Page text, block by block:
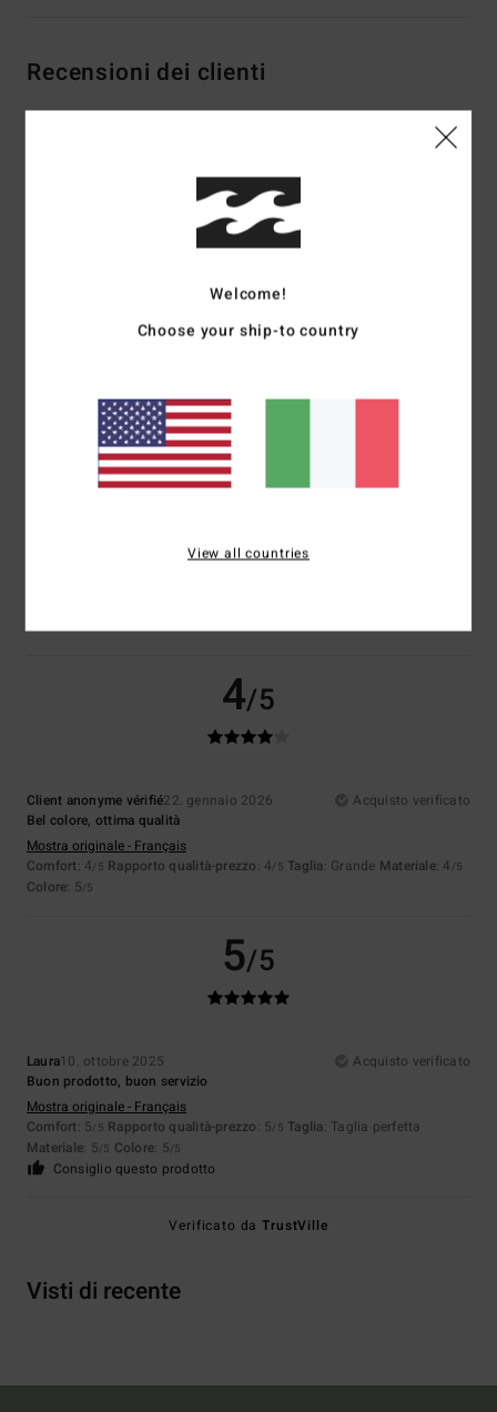
Recensioni dei clienti
4.5/5
2 recensioni verificate
Il 50% dei nostri clienti consiglia questo prodotto
Taglia
Troppo piccoloTroppo grande
Colore
4/5
Client anonyme vérifié22. gennaio 2026
Acquisto verificato
Bel colore, ottima qualità
Mostra originale - Français
Comfort: 4/5 Rapporto qualità-prezzo: 4/5 Taglia: Grande Materiale: 4 /5
Colore: 5/5
5/5
Laura10. ottobre 2025
Acquisto verificato
Buon prodotto, buon servizio
Mostra originale - Français
Comfort: 5/5 Rapporto qualità-prezzo: 5/5 Taglia: Taglia perfetta
Materiale: 5/5 Colore: 5/5
Consiglio questo prodotto
Verificato daTrustVille
Visti di recente
Welcome!
Choose your ship-to country
View all countries